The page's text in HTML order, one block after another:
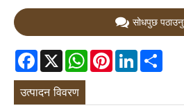
सोधपुछ
Facebook
X WhatsApp
PinterestLinkedIn
उत्पादन विवरण